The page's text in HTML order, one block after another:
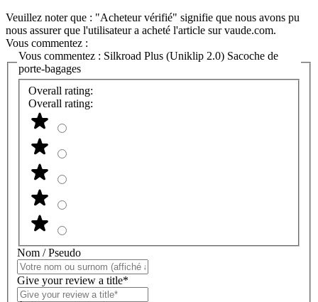
Veuillez noter que : "Acheteur vérifié" signifie que nous avons pu
nous assurer que l'utilisateur a acheté l'article sur vaude.com.
Vous commentez :
Vous commentez : Silkroad Plus (Uniklip 2.0) Sacoche de
porte-bagages
Overall rating:
Overall rating:
Nom / Pseudo
Give your review a title*